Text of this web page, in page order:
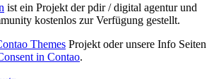
ist ein Projekt der pdir / digital agentur und
kostenlos zur Verfügung gestellt.
Themes Projekt oder unsere Info Seiten
in Contao.